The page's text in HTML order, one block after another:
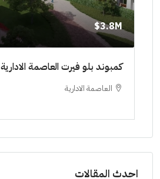
3.8M$
كمبوند بلو فيرت العاصمة الادارية
العاصمة الادارية
احدث المقالات